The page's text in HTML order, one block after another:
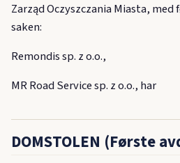
Zarząd Oczyszczania Miasta,
saken:
Remondis sp. z o.o.,
MR Road Service sp. z o.o., har
DOMSTOLEN (Første